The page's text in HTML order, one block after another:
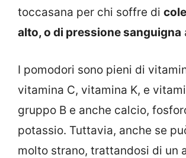
toccasana per chi soffre di
alto, o di pressione sanguigna
I pomodori sono pieni di
vitamina C, vitamina K, e
gruppo B e anche calcio,
potassio. Tuttavia, anche se
molto strano, trattandosi di un